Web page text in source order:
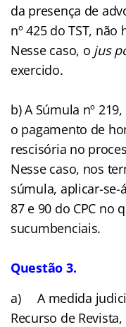
da presença de
nº 425 do TST,
Nesse caso, o jus
exercido.
b) A Súmula nº
o pagamento de
rescisória no
Nesse caso, nos
súmula, aplicar-se-
87 e 90 do CPC no
sucumbenciais.
Questão 3.
a) A medida
Recurso de